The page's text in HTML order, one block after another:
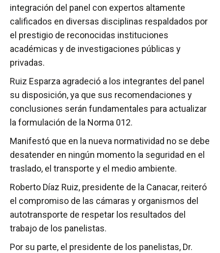
integración del panel con expertos altamente
calificados en diversas disciplinas respaldados por
el prestigio de reconocidas instituciones
académicas y de investigaciones públicas y
privadas.
Ruiz Esparza agradeció a los integrantes del panel
su disposición, ya que sus recomendaciones y
conclusiones serán fundamentales para actualizar
la formulación de la Norma 012.
Manifestó que en la nueva normatividad no se debe
desatender en ningún momento la seguridad en el
traslado, el transporte y el medio ambiente.
Roberto Díaz Ruiz, presidente de la Canacar, reiteró
el compromiso de las cámaras y organismos del
autotransporte de respetar los resultados del
trabajo de los panelistas.
Por su parte, el presidente de los panelistas, Dr.